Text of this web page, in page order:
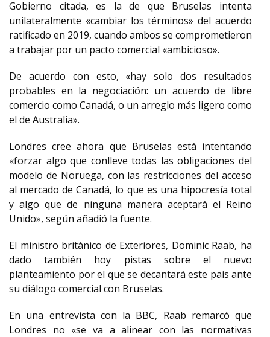
Gobierno citada, es la de que Bruselas intenta
unilateralmente «cambiar los términos» del acuerdo
ratificado en 2019, cuando ambos se comprometieron
a trabajar por un pacto comercial «ambicioso».
De acuerdo con esto, «hay solo dos resultados
probables en la negociación: un acuerdo de libre
comercio como Canadá, o un arreglo más ligero como
el de Australia».
Londres cree ahora que Bruselas está intentando
«forzar algo que conlleve todas las obligaciones del
modelo de Noruega, con las restricciones del acceso
al mercado de Canadá, lo que es una hipocresía total
y algo que de ninguna manera aceptará el Reino
Unido», según añadió la fuente.
El ministro británico de Exteriores, Dominic Raab, ha
dado también hoy pistas sobre el nuevo
planteamiento por el que se decantará este país ante
su diálogo comercial con Bruselas.
En una entrevista con la BBC, Raab remarcó que
Londres no «se va a alinear con las normativas